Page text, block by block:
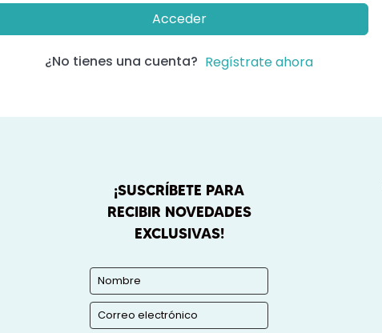
Acceder
¿No tienes una cuenta? Regístrate ahora
¡SUSCRÍBETE PARA
RECIBIR NOVEDADES
EXCLUSIVAS!